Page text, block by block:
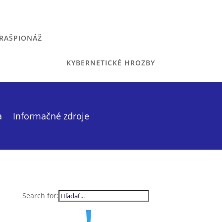
KYBERNETICKÉ HROZBY
Informačné zdroje
Search for: